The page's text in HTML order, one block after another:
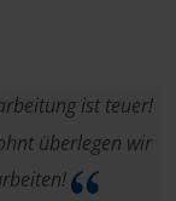
ist teuer!
überlegen wir